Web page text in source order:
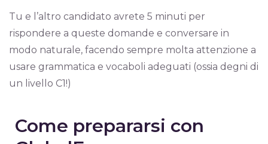
Tu e l’altro candidato avrete 5 minuti per
rispondere a queste domande e conversare in
modo naturale, facendo sempre molta attenzione a
usare grammatica e vocaboli adeguati (ossia degni di
un livello C1!)
Come prepararsi con